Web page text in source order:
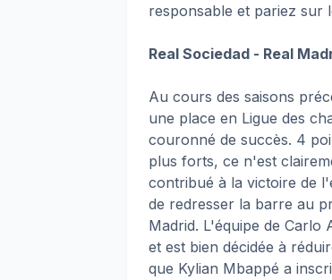
responsable et pariez sur
Real Sociedad - Real
Au cours des saisons
une place en Ligue des
couronné de succès. 4
plus forts, ce n'est
contribué à la victoire de
de redresser la barre au
Madrid. L'équipe de Carlo
et est bien décidée à
que Kylian Mbappé a